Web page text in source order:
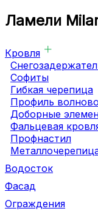
Ламели
Кровля
Софиты
Гибкая черепица
Профиль
Доборные
Фальцевая
Профнастил
Водосток
Фасад
Ограждения